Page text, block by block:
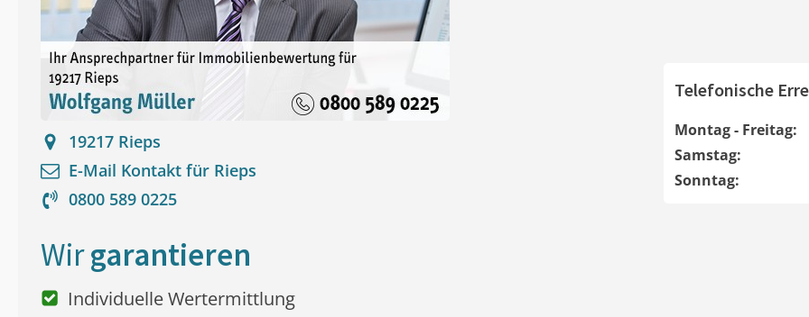
19217 Rieps
E-Mail Kontakt für Rieps
0800 589 0225
Telefonische
Montag - Freitag:
Samstag:
Sonntag:
Wirgarantieren
Individuelle Wertermittlung